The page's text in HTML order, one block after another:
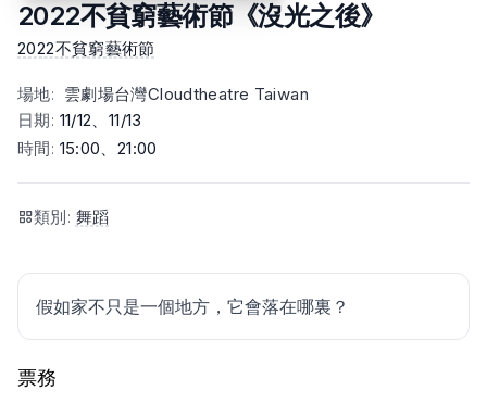
2022不貧窮藝術節《沒光之後》
2022不貧窮藝術節
場地: 雲劇場台灣Cloudtheatre Taiwan
日期: 11/12、11/13
時間: 15:00、21:00
類別: 舞蹈
假如家不只是一個地方，它會落在哪裏？
票務